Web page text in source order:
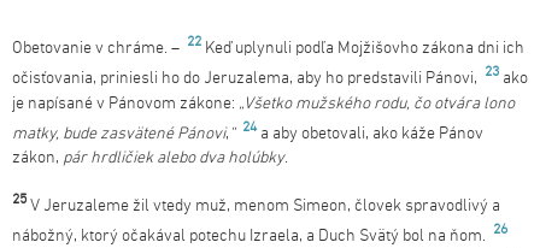
Obetovanie v chráme. – 22 Keď uplynuli podľa Mojžišovho zákona dni ich
očisťovania, priniesli ho do Jeruzalema, aby ho predstavili Pánovi, 23 ako
je napísané v Pánovom zákone: „Všetko mužského rodu, čo otvára lono
matky, bude zasvätené Pánovi, “ 24 a aby obetovali, ako káže Pánov
zákon, pár hrdličiek alebo dva holúbky.
25 V Jeruzaleme žil vtedy muž, menom Simeon, človek spravodlivý a
nábožný, ktorý očakával potechu Izraela, a Duch Svätý bol na ňom. 26